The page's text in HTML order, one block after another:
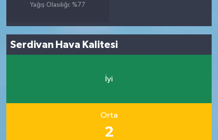
Yağış Olasılığı: %77
Serdivan Hava Kalitesi
İyi
Orta
2